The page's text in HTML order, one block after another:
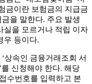
금이란 보험금의 지급금
을 말한다. 주요 발생
실을 모르거나 적립 이자
우 등이다.
상속인 금융거래조회 서
를 신청해야 한다. 해당
수번호를 입력하고 본